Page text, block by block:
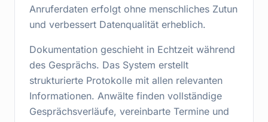
Anruferdaten erfolgt ohne menschliches Zutun
und verbessert Datenqualität erheblich.
Dokumentation geschieht in Echtzeit während
des Gesprächs. Das System erstellt
strukturierte Protokolle mit allen relevanten
Informationen. Anwälte finden vollständige
Gesprächsverläufe, vereinbarte Termine und